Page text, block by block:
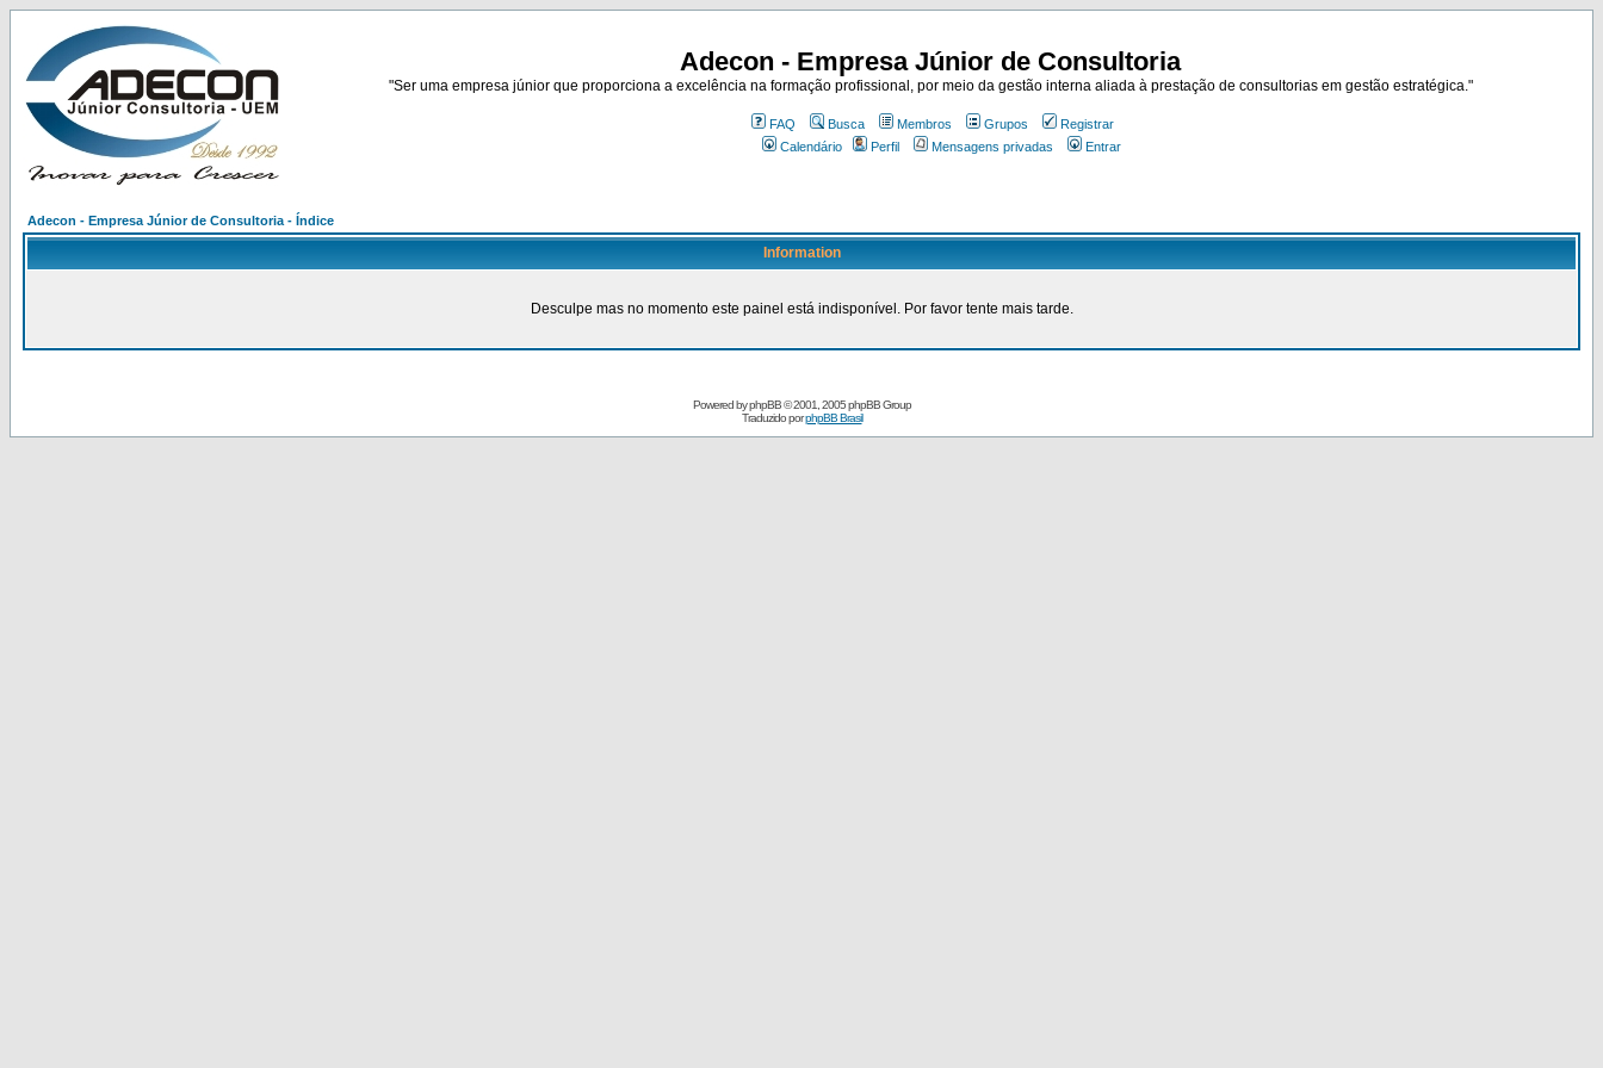
Adecon - Empresa Júnior de Consultoria
"Ser uma empresa júnior que proporciona a excelência na formação profissional, por meio da gestão interna aliada à prestação de consultorias em gestão estratégica."
FAQ Busca Membros Grupos
Registrar
Calendário
Perfil Mensagens privadas Entrar
Adecon - Empresa Júnior de Consultoria - Índice
Information
Desculpe mas no momento este painel está indisponível. Por favor tente mais tarde.
Powered byphpBB© 2001, 2005 phpBB Group
Traduzido porphpBB Brasil